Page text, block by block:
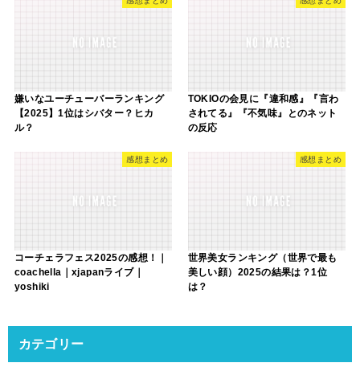
嫌いなユーチューバーランキング
【2025】1位はシバター？ヒカ
ル？
TOKIOの会見に『違和感』『言わ
されてる』『不気味』とのネット
の反応
感想まとめ
コーチェラフェス2025の感想！｜
coachella｜xjapanライブ｜
yoshiki
感想まとめ
世界美女ランキング（世界で最も
美しい顔）2025の結果は？1位
は？
カテゴリー